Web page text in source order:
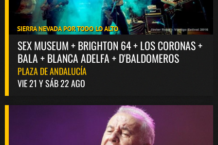
SIERRA NEVADA POR TODO LO ALTO
SEX MUSEUM + BRIGHTON 64 + LOS CORONAS +
BALA + BLANCA ADELFA + D'BALDOMEROS
PLAZA DE ANDALUCÍA
VIE 21 Y SÁB 22 AGO